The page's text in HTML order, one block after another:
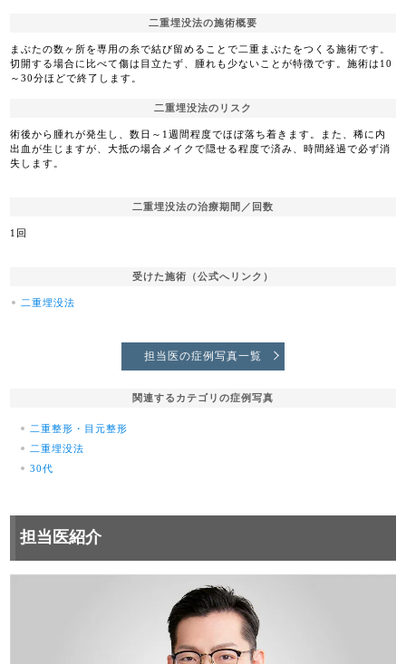
二重埋没法の施術概要
まぶたの数ヶ所を専用の糸で結び留めることで二重まぶたをつくる施術です。
切開する場合に比べて傷は目立たず、腫れも少ないことが特徴です。施術は10
～30分ほどで終了します。
二重埋没法のリスク
術後から腫れが発生し、数日～1週間程度でほぼ落ち着きます。また、稀に内
出血が生じますが、大抵の場合メイクで隠せる程度で済み、時間経過で必ず消
失します。
二重埋没法の治療期間／回数
1回
受けた施術（公式へリンク）
二重埋没法
担当医の症例写真一覧
関連するカテゴリの症例写真
二重整形・目元整形
二重埋没法
30代
担当医紹介